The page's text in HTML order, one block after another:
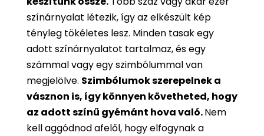
színárnyalat létezik, így az elkészült kép
tényleg tökéletes lesz. Minden tasak egy
adott színárnyalatot tartalmaz, és egy
számmal vagy egy szimbólummal van
megjelölve. Szimbólumok szerepelnek a
vásznon is, így könnyen követheted, hogy
az adott színű gyémánt hova való.Nem
kell aggódnod afelől, hogy elfogynak a